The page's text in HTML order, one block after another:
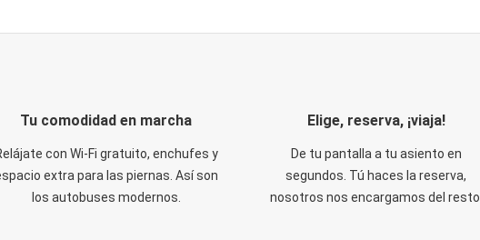
Tu comodidad en marcha
con Wi-Fi gratuito, enchufes y
extra para las piernas. Así son
los autobuses modernos.
Elige, reserva, ¡viaja!
De tu pantalla a tu asiento en
segundos. Tú haces la reserva,
nosotros nos encargamos del resto.